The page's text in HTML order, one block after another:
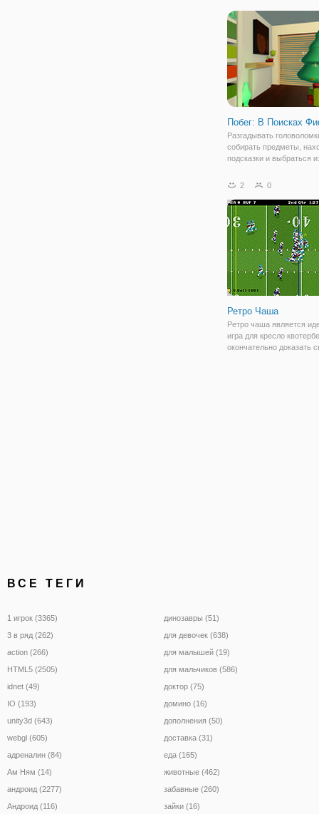
мошенничествам и
преступлениям.
скрывался от
Побег: В Поисках
Разгадывать
собирать предметы,
подсказки и выбраться
игры, как квесты. Если
тренировать логическое,
стратегическое
2 0
Ретро Чаша
Ретро чаша является
игра для кресло
окончательно доказать
ВСЕ ТЕГИ
1 игрок (3365)
3 в ряд (262)
action (266)
HTML5 (2505)
idnet (49)
IO (193)
unity3d (643)
webgl (605)
адреналин (84)
Ам Ням (14)
андроид (2277)
Андроид (116)
динозавры (51)
для девочек (638)
для малышей (19)
для мальчиков (586)
доктор (75)
домино (16)
дополнения (50)
доставка (31)
еда (165)
животные (462)
забавные (260)
зайки (16)